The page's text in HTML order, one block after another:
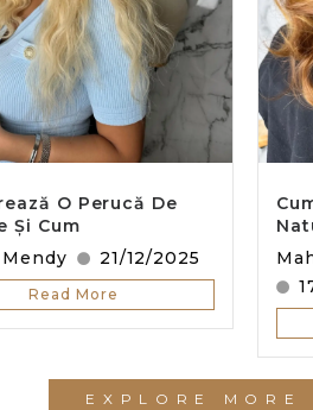
O Perucă De
Și Cum
21/12/2025
Read More
EXPLORE MORE